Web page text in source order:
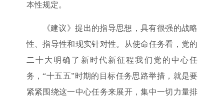
本性规定。
《建议》提出的指导思想，具有很强的战略
性、指导性和现实针对性。从使命任务看，党的
二十大明确了新时代新征程我们党的中心任
务，“十五五”时期的目标任务思路举措，就是要
紧紧围绕这一中心任务来展开，集中一切力量排